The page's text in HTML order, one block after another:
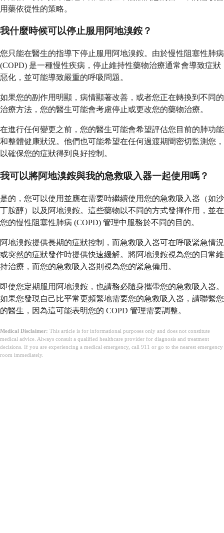
用藥依從性的策略。
我什麼時候可以停止服用阿地溴銨？
您只能在醫生的指導下停止服用阿地溴銨。由於慢性阻塞性肺病
(COPD) 是一種慢性疾病，停止維持性藥物治療通常會導致症狀
惡化，並可能導致嚴重的呼吸問題。
如果您的副作用明顯，病情顯著改善，或者您正在轉換到不同的
治療方法，您的醫生可能會考慮停止或更改您的藥物治療。
在進行任何變更之前，您的醫生可能會希望評估您目前的肺功能
和整體健康狀況。他們也可能希望在任何過渡期間密切監測您，
以確保您的症狀得到良好控制。
我可以將阿地溴銨與我的急救吸入器一起使用嗎？
是的，您可以使用並應在需要時繼續使用您的急救吸入器（如沙
丁胺醇）以及阿地溴銨。這些藥物以不同的方式發揮作用，並在
您的慢性阻塞性肺病 (COPD) 管理中服務於不同的目的。
阿地溴銨提供長期的症狀控制，而急救吸入器可在呼吸緊急情況
或突然的症狀發作時提供快速緩解。將阿地溴銨視為您的日常維
持治療，而您的急救吸入器則視為您的緊急備用。
即使您定期服用阿地溴銨，也請務必隨身攜帶您的急救吸入器。
如果您發現自己比平常更頻繁地需要您的急救吸入器，請聯繫您
的醫生，因為這可能表明您的 COPD 管理需要調整。
Medical Disclaimer: This article is for informational purposes only and does not constitute
medical advice. Always consult a qualified healthcare provider for diagnosis and treatment
decisions. If you are experiencing a medical emergency, call 911 or go to the nearest emergency
room immediately.